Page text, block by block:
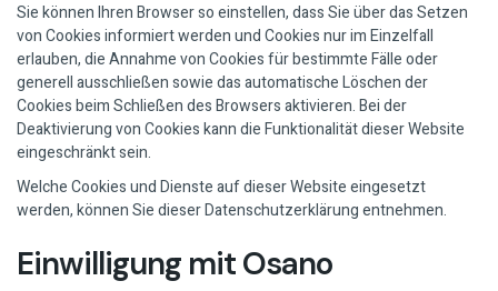
Sie können Ihren Browser so einstellen, dass Sie über das Setzen
von Cookies informiert werden und Cookies nur im Einzelfall
erlauben, die Annahme von Cookies für bestimmte Fälle oder
generell ausschließen sowie das automatische Löschen der
Cookies beim Schließen des Browsers aktivieren. Bei der
Deaktivierung von Cookies kann die Funktionalität dieser Website
eingeschränkt sein.
Welche Cookies und Dienste auf dieser Website eingesetzt
werden, können Sie dieser Datenschutzerklärung entnehmen.
Einwilligung mit Osano